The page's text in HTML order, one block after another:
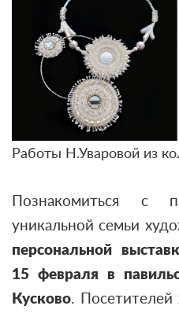
Работы Н.Уваровой из
Познакомиться с
уникальной семьи
персональной
15 февраля в
Кусково.